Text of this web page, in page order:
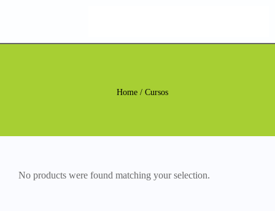
Home/ Cursos
No products were found matching your selection.